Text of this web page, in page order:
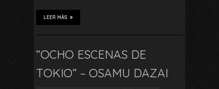
LEER MÁS
“OCHO ESCENAS DE
TOKIO” – OSAMU DAZAI